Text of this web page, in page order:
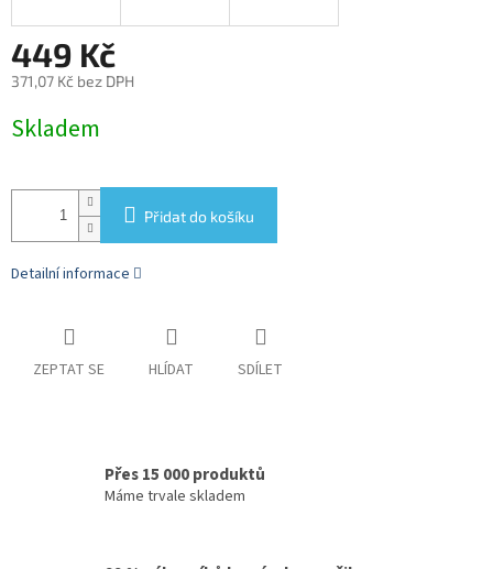
449 Kč
371,07 Kč bez DPH
cena:
Skladem
Přidat do košíku
Detailní informace
ZEPTAT SE HLÍDAT SDÍLET
Přes 15 000 produktů
Máme trvale skladem